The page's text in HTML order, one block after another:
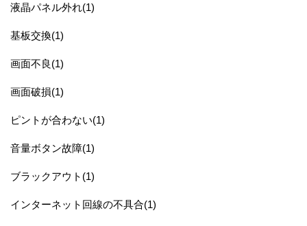
液晶パネル外れ(1)
基板交換(1)
画面不良(1)
画面破損(1)
ピントが合わない(1)
音量ボタン故障(1)
ブラックアウト(1)
インターネット回線の不具合(1)